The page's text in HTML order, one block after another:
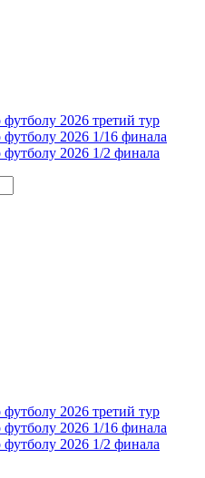
2026 третий тур
2026 1/16 финала
2026 1/2 финала
2026 третий тур
2026 1/16 финала
2026 1/2 финала